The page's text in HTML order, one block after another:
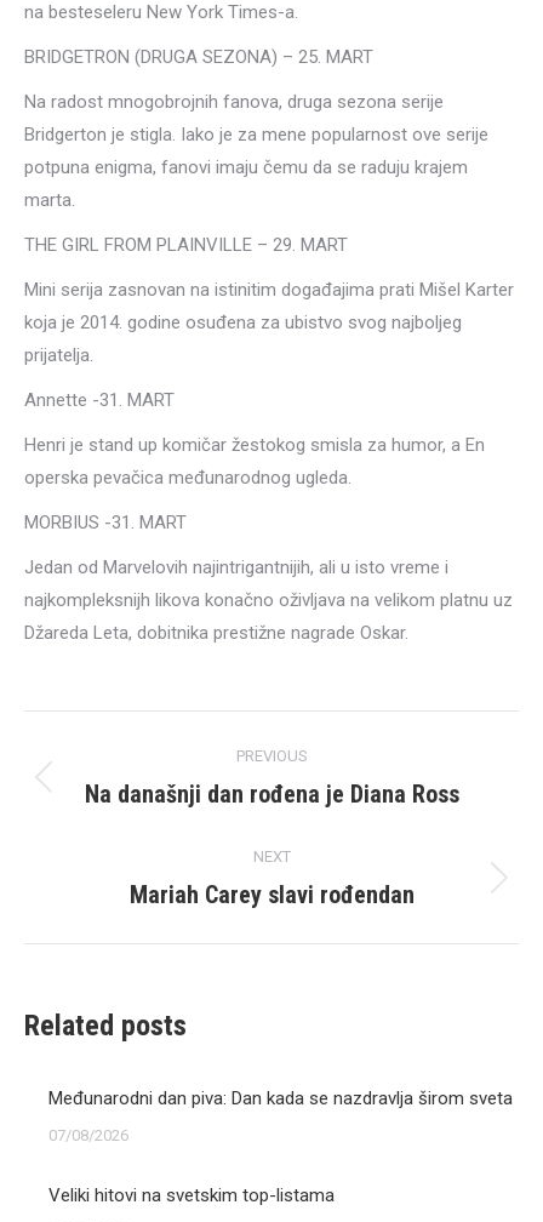
na besteseleru New York Times-a.
BRIDGETRON (DRUGA SEZONA) – 25. MART
Na radost mnogobrojnih fanova, druga sezona serije
Bridgerton je stigla. Iako je za mene popularnost ove serije
potpuna enigma, fanovi imaju čemu da se raduju krajem
marta.
THE GIRL FROM PLAINVILLE – 29. MART
Mini serija zasnovan na istinitim događajima prati Mišel Karter
koja je 2014. godine osuđena za ubistvo svog najboljeg
prijatelja.
Annette -31. MART
Henri je stand up komičar žestokog smisla za humor, a En
operska pevačica međunarodnog ugleda.
MORBIUS -31. MART
Jedan od Marvelovih najintrigantnijih, ali u isto vreme i
najkompleksnijh likova konačno oživljava na velikom platnu uz
Džareda Leta, dobitnika prestižne nagrade Oskar.
navigation
PREVIOUS
Previous
Na današnji dan rođena je Diana Ross
NEXT
Next
Mariah Carey slavi rođendan
Related posts
Međunarodni dan piva: Dan kada se nazdravlja širom sveta
07/08/2026
Veliki hitovi na svetskim top-listama